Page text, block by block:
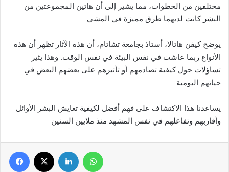
مختلفين من الخطوات، مما يشير إلى أن هاتين المجموعتين من
البشر كانت لديهما طرق مميزة في المشي
يوضح كيفن هاتالا، أستاذ بجامعة تشاتام، أن هذه الآثار تظهر أن هذه
الأنواع ربما عاشت في نفس البيئة في نفس الوقت. وهذا يثير
تساؤلات حول كيفية تصادمهم أو تأثيرهم على بعضهم البعض في
حياتهم اليومية
يساعدنا هذا الاكتشاف على فهم أفضل لكيفية تعايش البشر الأوائل
وأقاربهم وتفاعلهم في نفس المشهد منذ ملايين السنين
Facebook Linkedin